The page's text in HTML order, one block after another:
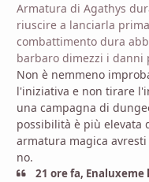
Armatura di Agathys
riuscire a lanciarla
combattimento dura
barbaro dimezzi i danni
Non è nemmeno
l'iniziativa e non tirare
una campagna di
possibilità è più elevata
armatura magica
no.
21 ore fa,